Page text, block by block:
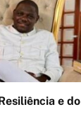
e do